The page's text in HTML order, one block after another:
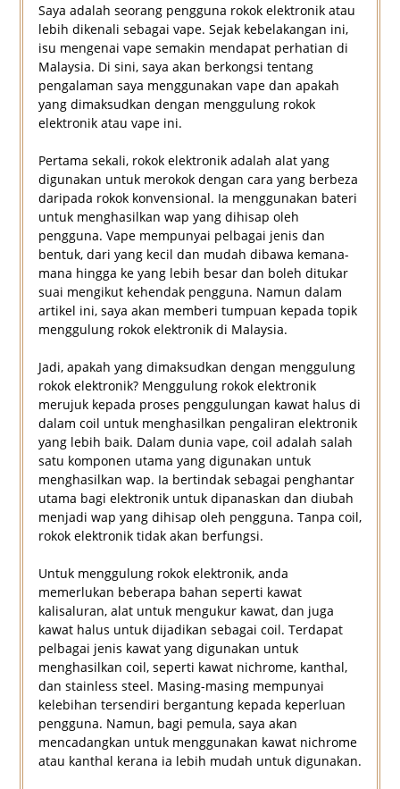
Saya adalah seorang pengguna rokok elektronik atau
lebih dikenali sebagai vape. Sejak kebelakangan ini,
isu mengenai vape semakin mendapat perhatian di
Malaysia. Di sini, saya akan berkongsi tentang
pengalaman saya menggunakan vape dan apakah
yang dimaksudkan dengan menggulung rokok
elektronik atau vape ini.
Pertama sekali, rokok elektronik adalah alat yang
digunakan untuk merokok dengan cara yang berbeza
daripada rokok konvensional. Ia menggunakan bateri
untuk menghasilkan wap yang dihisap oleh
pengguna. Vape mempunyai pelbagai jenis dan
bentuk, dari yang kecil dan mudah dibawa kemana-
mana hingga ke yang lebih besar dan boleh ditukar
suai mengikut kehendak pengguna. Namun dalam
artikel ini, saya akan memberi tumpuan kepada topik
menggulung rokok elektronik di Malaysia.
Jadi, apakah yang dimaksudkan dengan menggulung
rokok elektronik? Menggulung rokok elektronik
merujuk kepada proses penggulungan kawat halus di
dalam coil untuk menghasilkan pengaliran elektronik
yang lebih baik. Dalam dunia vape, coil adalah salah
satu komponen utama yang digunakan untuk
menghasilkan wap. Ia bertindak sebagai penghantar
utama bagi elektronik untuk dipanaskan dan diubah
menjadi wap yang dihisap oleh pengguna. Tanpa coil,
rokok elektronik tidak akan berfungsi.
Untuk menggulung rokok elektronik, anda
memerlukan beberapa bahan seperti kawat
kalisaluran, alat untuk mengukur kawat, dan juga
kawat halus untuk dijadikan sebagai coil. Terdapat
pelbagai jenis kawat yang digunakan untuk
menghasilkan coil, seperti kawat nichrome, kanthal,
dan stainless steel. Masing-masing mempunyai
kelebihan tersendiri bergantung kepada keperluan
pengguna. Namun, bagi pemula, saya akan
mencadangkan untuk menggunakan kawat nichrome
atau kanthal kerana ia lebih mudah untuk digunakan.